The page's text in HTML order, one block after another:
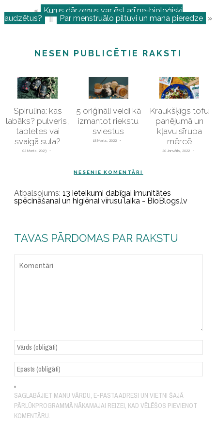
« Kurus dārzeņus var ēst arī ne-bioloģiski
audzētus? || Par menstruālo piltuvi un mana pieredze »
NESEN PUBLICĒTIE RAKSTI
Spirulīna: kas
labāks? pulveris,
tabletes vai
svaigā sula?
02 Marts, 2023
5 oriģināli veidi kā
izmantot riekstu
sviestus
18 Marts, 2022
Kraukšķīgs tofu
panējumā un
kļavu sīrupa
mērcē
20 Janvāris, 2022
NESENIE KOMENTĀRI
Atbalsojums: 13 ieteikumi dabīgai imunitātes
spēcināšanai un higiēnai vīrusu laika - BioBlogs.lv
TAVAS PĀRDOMAS PAR RAKSTU
SAGLABĀJIET MANU VĀRDU, E-PASTA ADRESI UN VIETNI ŠAJĀ
PĀRLŪKPROGRAMMĀ NĀKAMAJAI REIZEI, KAD VĒLĒŠOS PIEVIENOT
KOMENTĀRU.